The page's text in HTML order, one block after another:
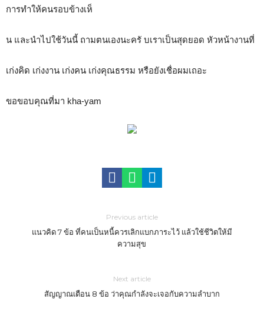
การทำให้คนรอบข้างเห็
น และนำไปใช้วันนี้ ถามตนเองนะครั บเราเป็นสุดยอด หัวหน้างานที่
เก่งคิด เก่งงาน เก่งคน เก่งคุณธรรม หรือยังเชื่อผมเถอะ
ขอขอบคุณที่มา kha-yam
Previous article
แนวคิด 7 ข้อ ที่คนเป็นหนี้ควรเลิกแบกภาระไว้ แล้วใช้ชีวิตให้มี
ความสุข
Next article
สัญญาณเตือน 8 ข้อ ว่าคุณกำลังจะเจอกับความลำบาก